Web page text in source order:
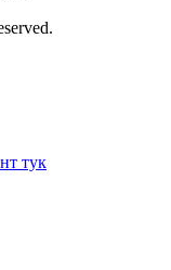
тук